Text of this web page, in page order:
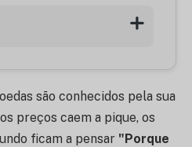
são conhecidos pela sua
preços caem a pique, os
ficam a pensar "Porque